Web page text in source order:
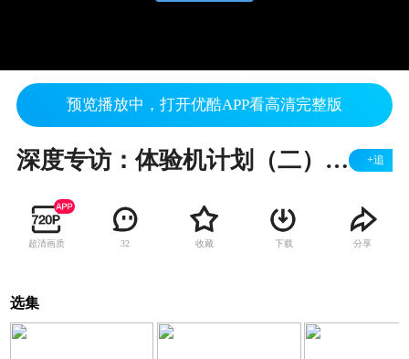
预览播放中，打开优酷APP看高清完整版
深度专访：体验机计划（二）之登录管理器 +追
超清画质 32 收藏 下载 分享
选集